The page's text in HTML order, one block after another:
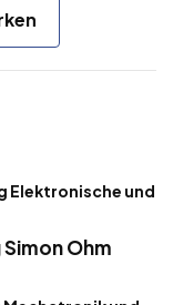
Elektronische und
Ohm